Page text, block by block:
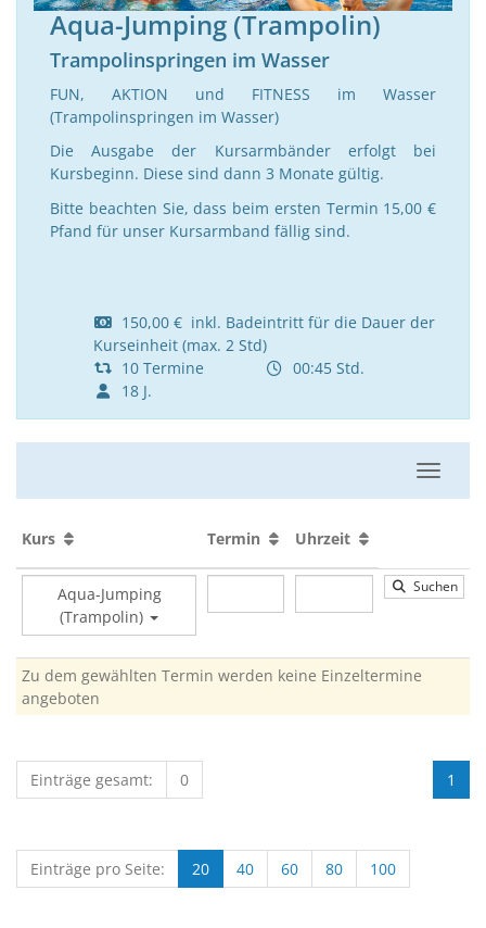
Aqua-Jumping (Trampolin)
Trampolinspringen im Wasser
FUN, AKTION und FITNESS im Wasser
(Trampolinspringen im Wasser)
Die Ausgabe der Kursarmbänder erfolgt bei
Kursbeginn. Diese sind dann 3 Monate gültig.
Bitte beachten Sie, dass beim ersten Termin 15,00 €
Pfand für unser Kursarmband fällig sind.
150,00 € inkl. Badeintritt für die Dauer der
Kurseinheit (max. 2 Std)
10 Termine
00:45 Std.
18 J.
Kurs Termin Uhrzeit
Aqua-Jumping
(Trampolin)
Suchen
Zu dem gewählten Termin werden keine Einzeltermine
angeboten
1
Einträge gesamt: 0
Einträge pro Seite: 20 40 60 80 100